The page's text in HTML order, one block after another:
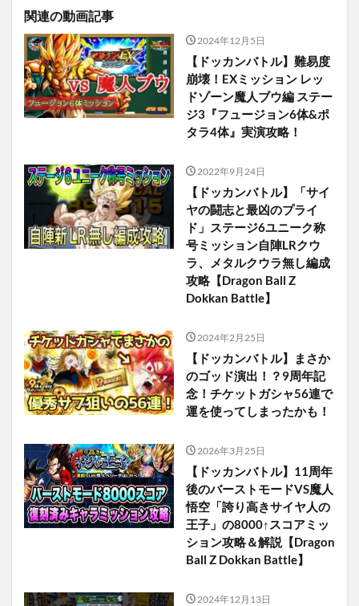
関連の動画記事
2024年12月5日
【ドッカンバトル】難易度
崩壊！EXミッション レッ
ドゾーン魔人ブウ編 ステー
ジ3『フュージョン6体&ポ
タラ4体』実演攻略！
2022年9月24日
【ドッカンバトル】「サイ
ヤの闘志と最凶のプライ
ド」ステージ6ユニーク称
号ミッション自陣LRクウ
ラ、メタルクウラ無し編成
攻略【Dragon Ball Z
Dokkan Battle】
2024年2月25日
【ドッカンバトル】まさか
のゴッド演出！？9周年記
念！チケットガシャ56連で
運を使ってしまったかも！
2026年3月25日
【ドッカンバトル】11周年
後のバーストモードVS魔人
悟空「誇り高きサイヤ人の
王子」の8000↑スコアミッ
ション攻略＆解説【Dragon
Ball Z Dokkan Battle】
2024年12月13日